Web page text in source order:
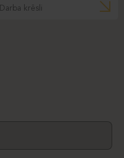
Darba krēsli